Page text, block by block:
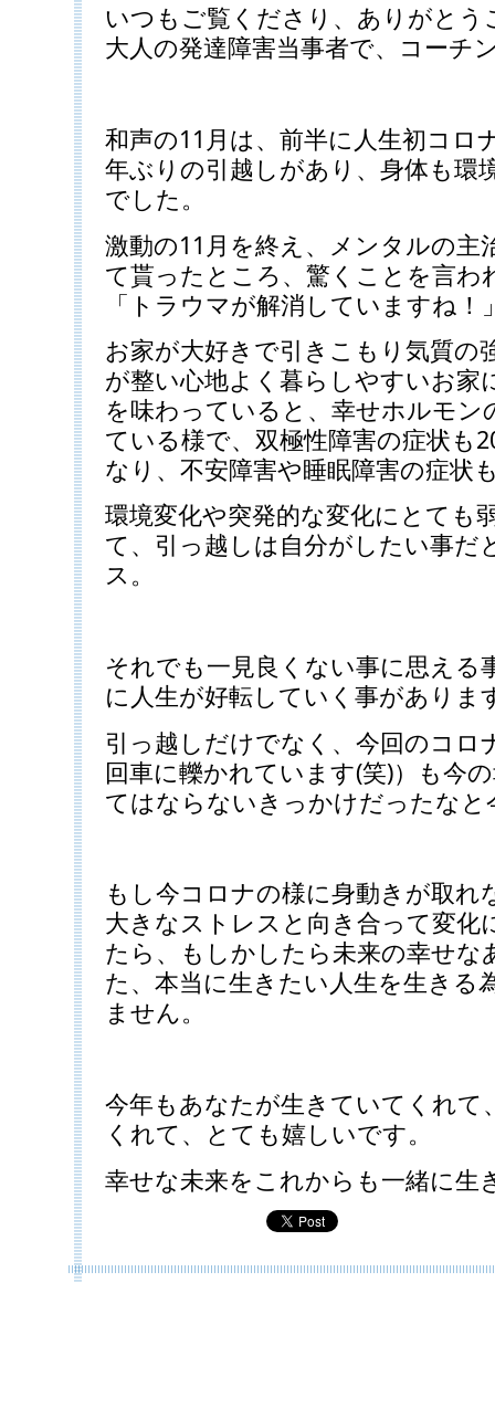
いつもご覧くださり、ありがとう
大人の発達障害当事者で、コーチ
和声の11月は、前半に人生初コロ
年ぶりの引越しがあり、身体も環
でした。
激動の11月を終え、メンタルの主
て貰ったところ、驚くことを言わ
「トラウマが解消していますね！
お家が大好きで引きこもり気質の
が整い心地よく暮らしやすいお家
を味わっていると、幸せホルモ
ている様で、双極性障害の症状も
なり、不安障害や睡眠障害の症状
環境変化や突発的な変化にとても
て、引っ越しは自分がしたい事だ
ス。
それでも一見良くない事に思える
に人生が好転していく事がありま
引っ越しだけでなく、今回のコロ
回車に轢かれています(笑)）も今
てはならないきっかけだったな
もし今コロナの様に身動きが取
大きなストレスと向き合って変化
たら、もしかしたら未来の幸せな
た、本当に生きたい人生を生きる
ません。
今年もあなたが生きていてくれ
くれて、とても嬉しいです。
幸せな未来をこれからも一緒に生